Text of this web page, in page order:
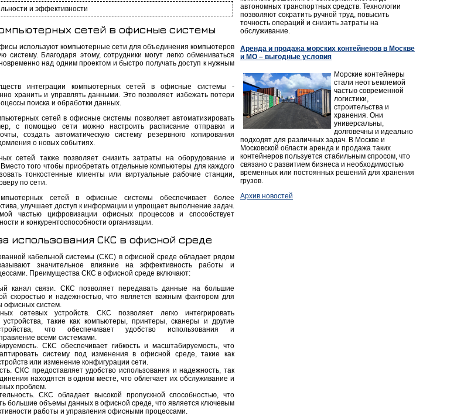
и эффективности
сетей в офисные системы
используют компьютерные сети для объединения компьютеров
систему. Благодаря этому, сотрудники могут легко обмениваться
над одним проектом и быстро получать доступ к нужным
интеграции компьютерных сетей в офисные системы -
хранить и управлять данными. Это позволяет избежать потери
поиска и обработки данных.
сетей в офисные системы позволяет автоматизировать
с помощью сети можно настроить расписание отправки и
создать автоматическую систему резервного копирования
о новых событиях.
сетей также позволяет снизить затраты на оборудование и
того чтобы приобретать отдельные компьютеры для каждого
тонкостенные клиенты или виртуальные рабочие станции,
по сети.
сетей в офисные системы обеспечивает более
улучшает доступ к информации и упрощает выполнение задач.
частью цифровизации офисных процессов и способствует
и конкурентоспособности организации.
использования СКС в офисной среде
кабельной системы (СКС) в офисной среде обладает рядом
значительное влияние на эффективность работы и
Преимущества СКС в офисной среде включают:
канал связи. СКС позволяет передавать данные на большие
скоростью и надежностью, что является важным фактором для
офисных систем.
сетевых устройств. СКС позволяет легко интегрировать
такие как компьютеры, принтеры, сканеры и другие
что обеспечивает удобство использования и
всеми системами.
СКС обеспечивает гибкость и масштабируемость, что
систему под изменения в офисной среде, такие как
или изменение конфигурации сети.
СКС предоставляет удобство использования и надежность, так
находятся в одном месте, что облегчает их обслуживание и
проблем.
СКС обладает высокой пропускной способностью, что
большие объемы данных в офисной среде, что является ключевым
работы и управления офисными процессами.
автономных транспортных средств. Технологии
позволяют сократить ручной труд, повысить
точность операций и снизить затраты на
обслуживание.
Аренда и продажа морских контейнеров в Москве
и МО – выгодные условия
Морские контейнеры
стали неотъемлемой
частью современной
логистики,
строительства и
хранения. Они
универсальны,
долговечны и идеально
подходят для различных задач. В Москве и
Московской области аренда и продажа таких
контейнеров пользуется стабильным спросом, что
связано с развитием бизнеса и необходимостью
временных или постоянных решений для хранения
грузов.
Архив новостей